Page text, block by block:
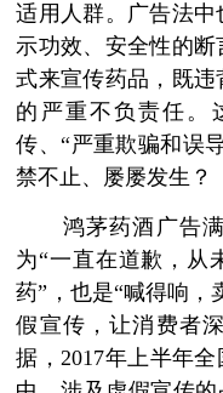
适用人群。广告法
示功效、安全性的
式来宣传药品，既
的严重不负责任。
传、“严重欺骗和误
禁不止、屡屡发生？
鸿茅药酒广告满
为“一直在道歉，从
药”，也是“喊得响，
假宣传，让消费者
据，2017年上半年